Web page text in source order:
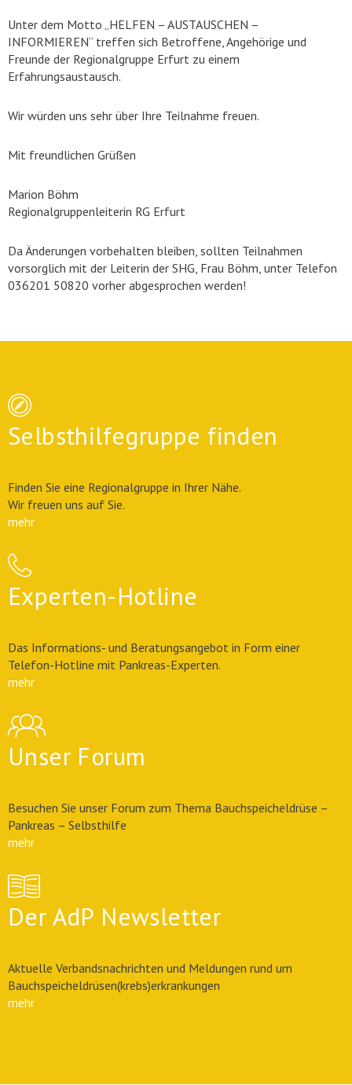
Unter dem Motto „HELFEN – AUSTAUSCHEN –
INFORMIEREN“ treffen sich Betroffene, Angehörige und
Freunde der Regionalgruppe Erfurt zu einem
Erfahrungsaustausch.
Wir würden uns sehr über Ihre Teilnahme freuen.
Mit freundlichen Grüßen
Marion Böhm
Regionalgruppenleiterin RG Erfurt
Da Änderungen vorbehalten bleiben, sollten Teilnahmen
vorsorglich mit der Leiterin der SHG, Frau Böhm, unter Telefon
036201 50820 vorher abgesprochen werden!
Selbsthilfegruppe finden
Finden Sie eine Regionalgruppe in Ihrer Nähe.
Wir freuen uns auf Sie.
mehr
Experten-Hotline
Das Informations- und Beratungsangebot in Form einer
Telefon-Hotline mit Pankreas-Experten.
mehr
Unser Forum
Besuchen Sie unser Forum zum Thema Bauchspeicheldrüse –
Pankreas – Selbsthilfe
mehr
Der AdP Newsletter
Aktuelle Verbandsnachrichten und Meldungen rund um
Bauchspeicheldrüsen(krebs)erkrankungen
mehr